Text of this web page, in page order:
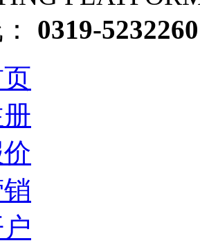
0319-5232260